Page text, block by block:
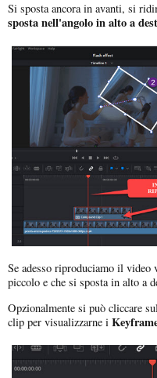
Si sposta ancora in avanti, si
sposta nell'angolo in alto a
Se adesso riproduciamo il
piccolo e che si sposta in alto a
Opzionalmente si può cliccare
clip per visualizzarne i